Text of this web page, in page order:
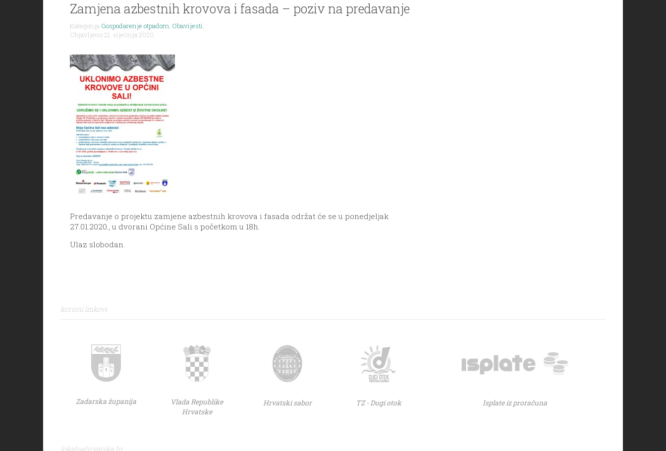
Zamjena azbestnih krovova i fasada – poziv na predavanje
Kategorija Gospodarenje otpadom, Obavijesti,
Objavljeno 21. siječnja 2020.
Predavanje o projektu zamjene azbestnih krovova i fasada održat će se u ponedjeljak
27.01.2020., u dvorani Općine Sali s početkom u 18h.
Ulaz slobodan.
korisni linkovi
Zadarska županija
Vlada Republike
Hrvatske
Hrvatski sabor TZ - Dugi otok Isplate iz proračuna
lokalnahrvatska.hr